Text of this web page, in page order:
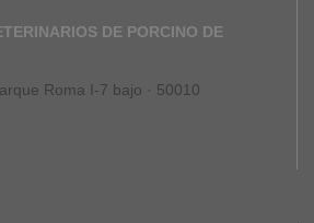
DE PORCINO DE
Roma I-7 bajo · 50010